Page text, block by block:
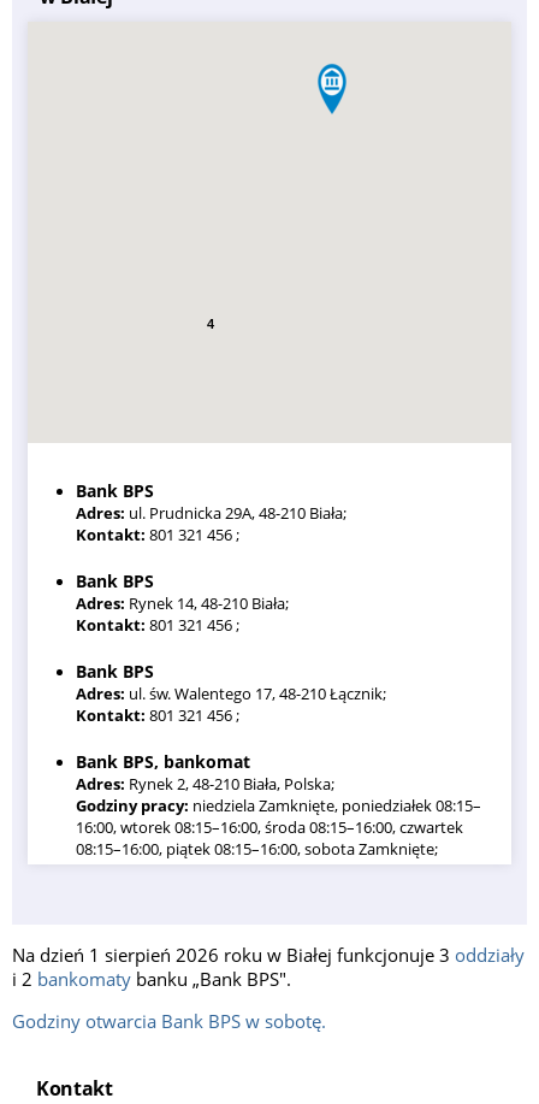
Bank BPS
Adres: ul. Prudnicka 29A, 48-210 Biała;
Kontakt: 801 321 456 ;
Bank BPS
Adres: Rynek 14, 48-210 Biała;
Kontakt: 801 321 456 ;
Bank BPS
Adres: ul. św. Walentego 17, 48-210 Łącznik;
Kontakt: 801 321 456 ;
Bank BPS, bankomat
Adres: Rynek 2, 48-210 Biała, Polska;
Godziny pracy: niedziela Zamknięte, poniedziałek 08:15–
16:00, wtorek 08:15–16:00, środa 08:15–16:00, czwartek
08:15–16:00, piątek 08:15–16:00, sobota Zamknięte;
4
Na dzień 1 sierpień 2026 roku w Białej funkcjonuje 3 oddziały
i 2 bankomaty banku „Bank BPS".
Godziny otwarcia Bank BPS w sobotę.
Kontakt